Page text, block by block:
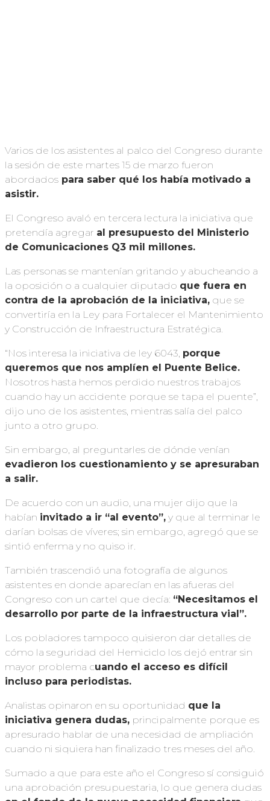
Varios de los asistentes al palco del Congreso durante
la sesión de este martes 15 de marzo fueron
abordados para saber qué los había motivado a
asistir.
El Congreso avaló en tercera lectura la iniciativa que
pretendía agregar al presupuesto del Ministerio
de Comunicaciones Q3 mil millones.
Las personas se mantenían gritando y abucheando a
la oposición o a cualquier diputado que fuera en
contra de la aprobación de la iniciativa, que se
convertiría en la Ley para Fortalecer el Mantenimiento
y Construcción de Infraestructura Estratégica.
“Nos interesa la iniciativa de ley 6043, porque
queremos que nos amplíen el Puente Belice.
Nosotros hasta hemos perdido nuestros trabajos
cuando hay un accidente porque se tapa el puente”,
dijo uno de los asistentes, mientras salía del palco
junto a otro grupo.
Sin embargo, al preguntarles de dónde venían
evadieron los cuestionamiento y se apresuraban
a salir.
De acuerdo con un audio, una mujer dijo que la
habían invitado a ir “al evento”, y que al terminar le
darían bolsas de víveres; sin embargo, agregó que se
sintió enferma y no quiso ir.
También trascendió una fotografía de algunos
asistentes en donde aparecían en las afueras del
Congreso con un cartel que decía: “Necesitamos el
desarrollo por parte de la infraestructura vial”.
Los pobladores tampoco quisieron dar detalles de
cómo la seguridad del Hemiciclo los dejó entrar sin
mayor problema cuando el acceso es difícil
incluso para periodistas.
Analistas opinaron en su oportunidad que la
iniciativa genera dudas, principalmente porque es
apresurado hablar de una necesidad de ampliación
cuando ni siquiera han finalizado tres meses del año.
Sumado a que para este año el Congreso sí consiguió
una aprobación presupuestaria, lo que genera dudas